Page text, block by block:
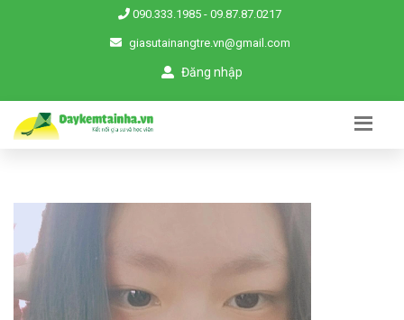
090.333.1985 - 09.87.87.0217
giasutainangtre.vn@gmail.com
Đăng nhập